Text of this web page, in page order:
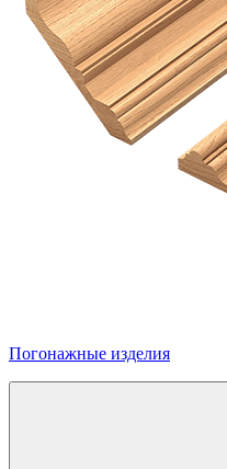
Погонажные изделия